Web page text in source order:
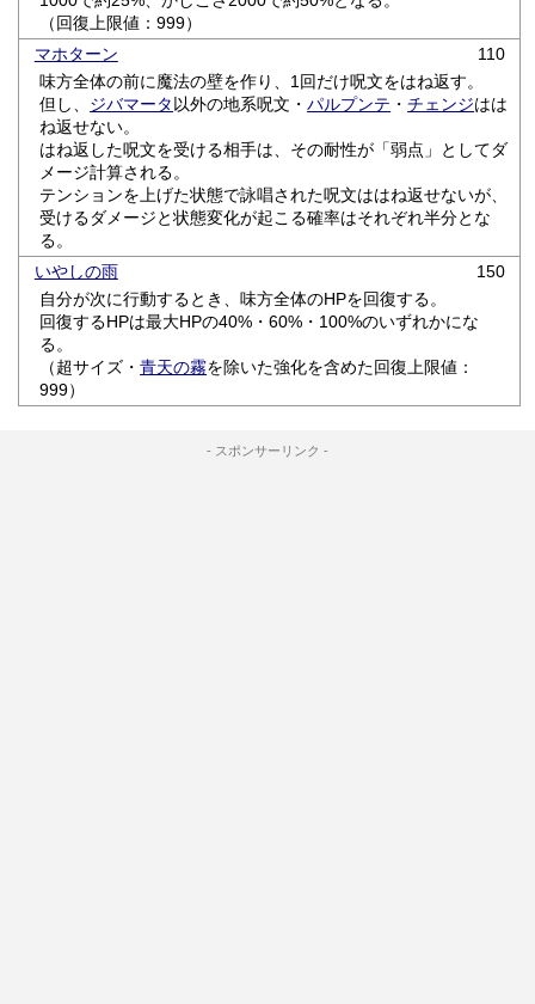
（回復上限値：999）
マホターン
110
味方全体の前に魔法の壁を作り、1回だけ呪文をはね返す。
但し、 ジバマータ 以外の地系呪文・パルプンテ ・チェンジはは
ね返せない。
はね返した呪文を受ける相手は、その耐性が「弱点」としてダ
メージ計算される。
テンションを上げた状態で詠唱された呪文ははね返せないが、
受けるダメージと状態変化が起こる確率はそれぞれ半分とな
る。
いやしの雨
150
自分が次に行動するとき、味方全体のHPを回復する。
回復するHPは最大HPの40%・60%・100%のいずれかにな
る。
（超サイズ・青天の霧を除いた強化を含めた回復上限値：
999）
- スポンサーリンク -